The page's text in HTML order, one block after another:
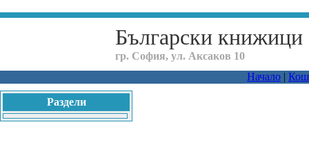
Български книжици
гр. София, ул. Аксаков 10
Начало |
Раздели